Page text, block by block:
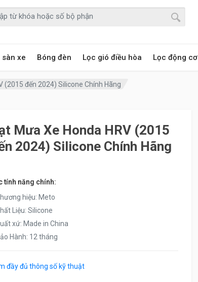
sàn xe Bóng đèn Lọc gió điều hòa Lọc động cơ
(2015 đến 2024) Silicone Chính Hãng
Mưa Xe Honda HRV (2015
2024) Silicone Chính Hãng
tính năng chính:
hiệu: Meto
Liệu: Silicone
xứ: Made in China
Hành: 12 tháng
đầy đủ thông số kỹ thuật